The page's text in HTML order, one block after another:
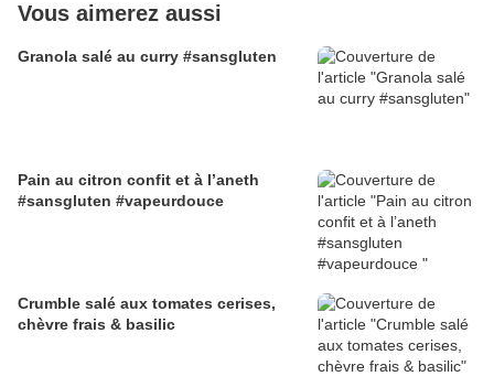
Vous aimerez aussi
Granola salé au curry #sansgluten
Pain au citron confit et à l’aneth
#sansgluten #vapeurdouce
Crumble salé aux tomates cerises,
chèvre frais & basilic